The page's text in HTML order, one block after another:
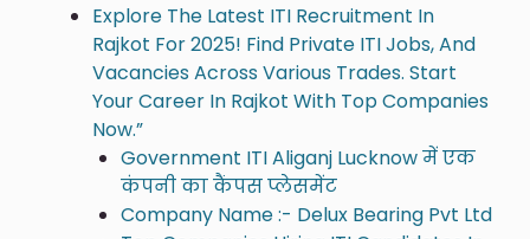
Explore The Latest ITI Recruitment In
Rajkot For 2025! Find Private ITI Jobs, And
Vacancies Across Various Trades. Start
Your Career In Rajkot With Top Companies
Now.”
Government ITI Aliganj Lucknow में एक
कंपनी का कैंपस प्लेसमेंट
Company Name :- Delux Bearing Pvt Ltd